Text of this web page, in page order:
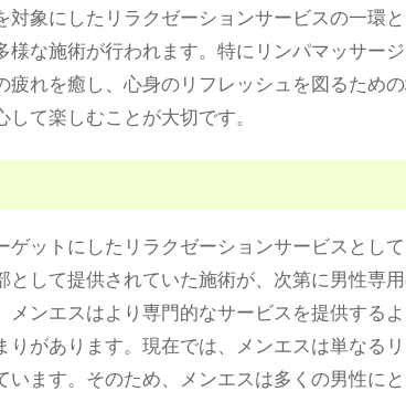
象にしたリラクゼーションサービスの一環
な施術が行われます。特にリンパマッサー
れを癒し、心身のリフレッシュを図るため
て楽しむことが大切です。
ットにしたリラクゼーションサービスとし
して提供されていた施術が、次第に男性専
ンエスはより専門的なサービスを提供する
があります。現在では、メンエスは単なる
ます。そのため、メンエスは多くの男性に